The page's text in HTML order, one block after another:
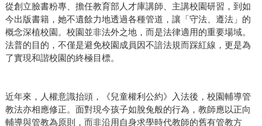
從創立臉書粉專、擔任教育部人才庫講師、主講校園研習，到如
今出版書籍，她不遺餘力地透過各種管道，讓「守法、遵法」的
概念深植校園。校園並非法外之地，而是法律適用的重要場域。
法普的目的，不僅是避免校園成員因不諳法規而踩紅線，更是為
了實現和諧校園的終極目標。
近年來，人權意識抬頭，《兒童權利公約》入法後，校園輔導管
教法亦相應修正。面對現今孩子如脫兔般的行為，教師應以正向
輔導與管教為原則，而非沿用自身求學時代教師的舊有管教方